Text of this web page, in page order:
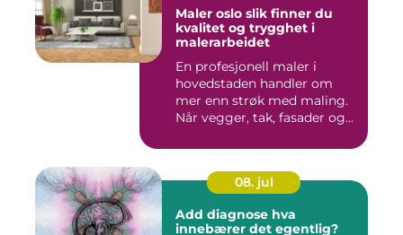
Maler oslo slik finner du
kvalitet og trygghet i
malerarbeidet
En profesjonell maler i
hovedstaden handler om
mer enn strøk med maling.
Når vegger, tak, fasader og...
08. jul
Add diagnose hva
innebærer det egentlig?